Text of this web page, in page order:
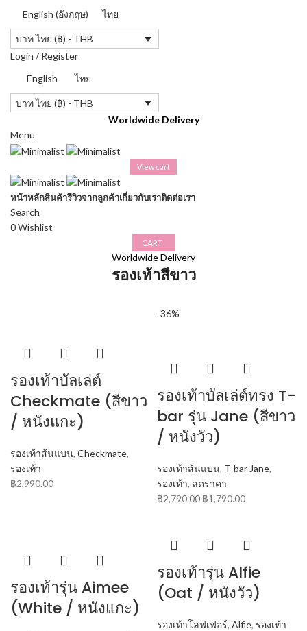
English (อังกฤษ) ไทย
บาท ไทย (฿) - THB
Login / Register
English
ไทย
บาท ไทย (฿) - THB
Worldwide Delivery
Menu
View cart
หน้าหลักสินค้ารีวิวจากลูกค้าเกี่ยวกับเราติดต่อเรา
Search
0Wishlist
CART
Worldwide Delivery
รองเท้าสีขาว
รองเท้าบัลเล่ต์
Checkmate (สีขาว
/ หนังแกะ)
รองเท้าส้นแบน, Checkmate,
รองเท้า
฿2,990.00
-36%
รองเท้าบัลเล่ต์ทรง T-
bar รุ่น Jane (สีขาว
/ หนังวัว)
รองเท้าส้นแบน, T-bar Jane,
รองเท้า, ลดราคา
฿2,790.00 ฿1,790.00
รองเท้ารุ่น Aimee
(White / หนังแกะ)
รองเท้ารุ่น Alfie
(Oat / หนังวัว)
รองเท้าโลฟเฟอร์, Alfie, รองเท้า